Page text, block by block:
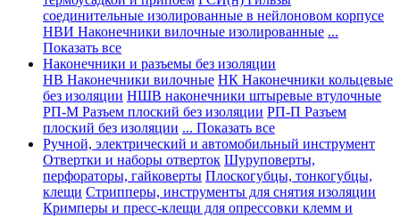
соединительные изолированные в нейлоновом корпусе
НВИ Наконечники вилочные изолированные ...
Показать все
Наконечники и разъемы без изоляции
НВ Наконечники вилочные НК Наконечники кольцевые
без изоляции НШВ наконечники штыревые втулочные
РП-М Разъем плоский без изоляции РП-П Разъем
плоский без изоляции ... Показать все
Ручной, электрический и автомобильный инструмент
Отвертки и наборы отверток Шуруповерты,
перфораторы, гайковерты Плоскогубцы, тонкогубцы,
клещи Стрипперы, инструменты для снятия изоляции
Кримперы и пресс-клещи для опрессовки клемм и